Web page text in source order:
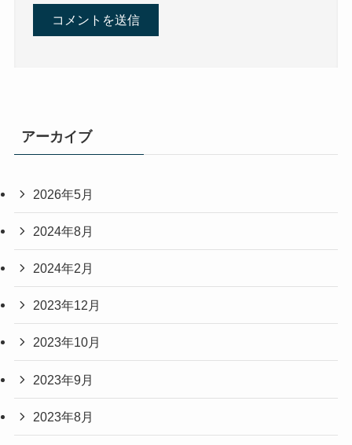
アーカイブ
2026年5月
2024年8月
2024年2月
2023年12月
2023年10月
2023年9月
2023年8月